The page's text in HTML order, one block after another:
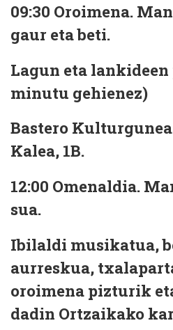
09:30 Oroimena.
gaur eta beti.
Lagun eta lankideen
minutu gehienez)
Bastero
Kalea, 1B.
12:00 Omenaldia.
sua.
Ibilaldi musikatua,
aurreskua,
oroimena pizturik
dadin Ortzaikako